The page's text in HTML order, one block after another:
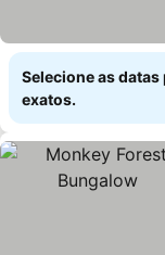
Selecione as
exatos.